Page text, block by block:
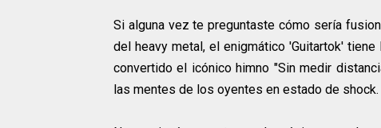
Si alguna vez te preguntaste cómo sería
del heavy metal, el enigmático 'Guitartok'
convertido el icónico himno "Sin medir
las mentes de los oyentes en estado de shock.